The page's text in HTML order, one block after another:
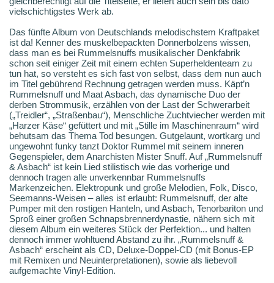
vielschichtigstes Werk ab.
Das fünfte Album von Deutschlands melodischstem Kraftpaket
ist da! Kenner des muskelbepackten Donnerbolzens wissen,
dass man es bei Rummelsnuffs musikalischer Denkfabrik
schon seit einiger Zeit mit einem echten Superheldenteam zu
tun hat, so versteht es sich fast von selbst, dass dem nun auch
im Titel gebührend Rechnung getragen werden muss. Käpt’n
Rummelsnuff und Maat Asbach, das dynamische Duo der
derben Strommusik, erzählen von der Last der Schwerarbeit
(„Treidler“, „Straßenbau“), Menschliche Zuchtviecher werden mit
„Harzer Käse“ gefüttert und mit „Stille im Maschinenraum“ wird
behutsam das Thema Tod besungen. Gutgelaunt, wortkarg und
ungewohnt funky tanzt Doktor Rummel mit seinem inneren
Gegenspieler, dem Anarchisten Mister Snuff. Auf „Rummelsnuff
& Asbach“ ist kein Lied stilistisch wie das vorherige und
dennoch tragen alle unverkennbar Rummelsnuffs
Markenzeichen. Elektropunk und große Melodien, Folk, Disco,
Seemanns-Weisen – alles ist erlaubt: Rummelsnuff, der alte
Pumper mit den rostigen Hanteln, und Asbach, Tenorbariton und
Sproß einer großen Schnapsbrennerdynastie, nähern sich mit
diesem Album ein weiteres Stück der Perfektion... und halten
dennoch immer wohltuend Abstand zu ihr. „Rummelsnuff &
Asbach“ erscheint als CD, Deluxe-Doppel-CD (mit Bonus-EP
mit Remixen und Neuinterpretationen), sowie als liebevoll
aufgemachte Vinyl-Edition.